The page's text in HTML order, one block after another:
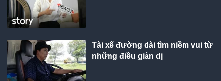
Tài xế đường dài tìm niềm vui từ
những điều giản dị